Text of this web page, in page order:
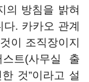
의 방침을 밝혀
다. 카카오 관계
이 조직장이지
트(사무실 출
것”이라고 설